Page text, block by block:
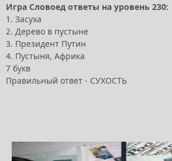
Игра Словоед ответы на уровень 230:
1. Засуха
2. Дерево в пустыне
3. Президент Путин
4. Пустыня, Африка
7 букв
Правильный ответ - СУХОСТЬ